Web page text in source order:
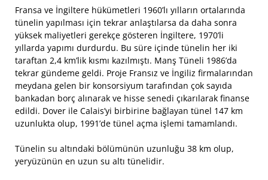
Fransa ve İngiltere hükümetleri 1960’lı yılların ortalarında
tünelin yapılması için tekrar anlaştılarsa da daha sonra
yüksek maliyetleri gerekçe gösteren İngiltere, 1970’li
yıllarda yapımı durdurdu. Bu süre içinde tünelin her iki
taraftan 2,4 km’lik kısmı kazılmıştı. Manş Tüneli 1986’da
tekrar gündeme geldi. Proje Fransız ve İngiliz firmalarından
meydana gelen bir konsorsiyum tarafından çok sayıda
bankadan borç alınarak ve hisse senedi çıkarılarak finanse
edildi. Dover ile Calais’yi birbirine bağlayan tünel 147 km
uzunlukta olup, 1991’de tünel açma işlemi tamamlandı.
Tünelin su altındaki bölümünün uzunluğu 38 km olup,
yeryüzünün en uzun su altı tünelidir.